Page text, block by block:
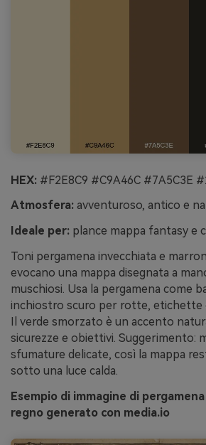
HEX: #F2E8C9 #C9A46C #7A5C3E
Atmosfera: avventuroso, antico e
Ideale per: plance mappa fantasy e
Toni pergamena invecchiata e
evocano una mappa disegnata a
muschiosi. Usa la pergamena come
inchiostro scuro per rotte, etichette
Il verde smorzato è un accento
sicurezze e obiettivi. Suggerimento:
sfumature delicate, così la mappa
sotto una luce calda.
Esempio di immagine di
regno generato con media.io